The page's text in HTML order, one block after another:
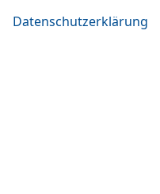
Datenschutzerklärung